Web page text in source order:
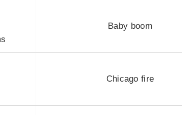
Baby boom
Chicago fire